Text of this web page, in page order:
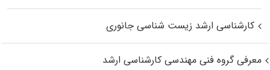
کارشناسی ارشد زیست‌ شناسی جانوری
معرفی گروه فنی مهندسی کارشناسی ارشد